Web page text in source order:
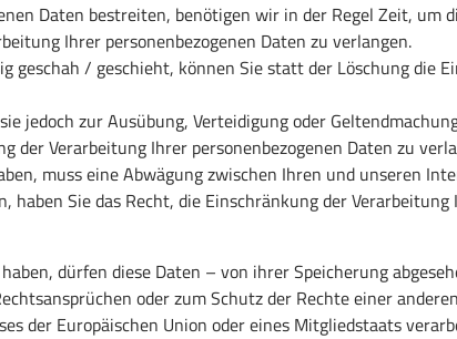
Daten bestreiten, benötigen wir in der Regel Zeit, um
Ihrer personenbezogenen Daten zu verlangen.
geschah / geschieht, können Sie statt der Löschung die
jedoch zur Ausübung, Verteidigung oder
der Verarbeitung Ihrer personenbezogenen Daten zu
muss eine Abwägung zwischen Ihren und unseren
Sie das Recht, die Einschränkung der Verarbeitung
dürfen diese Daten – von ihrer Speicherung
oder zum Schutz der Rechte einer
der Europäischen Union oder eines Mitgliedstaats